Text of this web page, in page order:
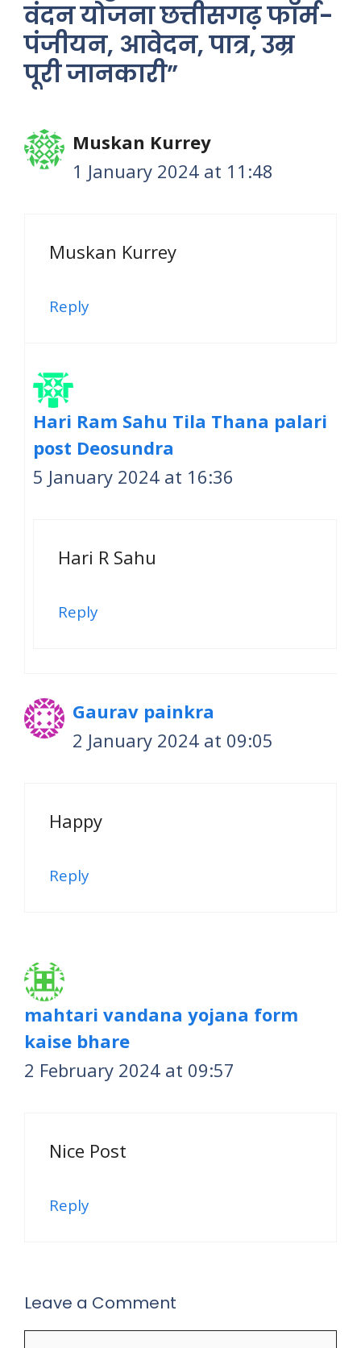
वंदन योजना छत्तीसगढ़ फॉर्म-
पंजीयन, आवेदन, पात्र, उम्र
पूरी जानकारी”
Muskan Kurrey
1 January 2024 at 11:48
Muskan Kurrey
Reply
Hari Ram Sahu Tila Thana palari
post Deosundra
5 January 2024 at 16:36
Hari R Sahu
Reply
Gaurav painkra
2 January 2024 at 09:05
Happy
Reply
mahtari vandana yojana form
kaise bhare
2 February 2024 at 09:57
Nice Post
Reply
Leave a Comment